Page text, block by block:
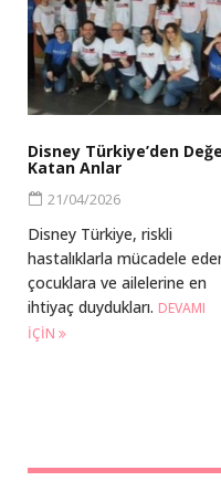
Disney Türkiye’den
Katan Anlar
21/04/2026
Disney Türkiye, riskli
hastalıklarla mücadele
çocuklara ve ailelerine en
ihtiyaç duydukları. DEVAMI
IÇIN